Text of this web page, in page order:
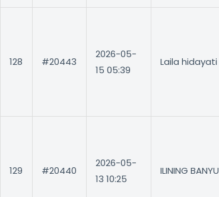
128 #20443
2026-05-
15 05:39
Laila hidayati
129 #20440
2026-05-
13 10:25
ILINING BANYU